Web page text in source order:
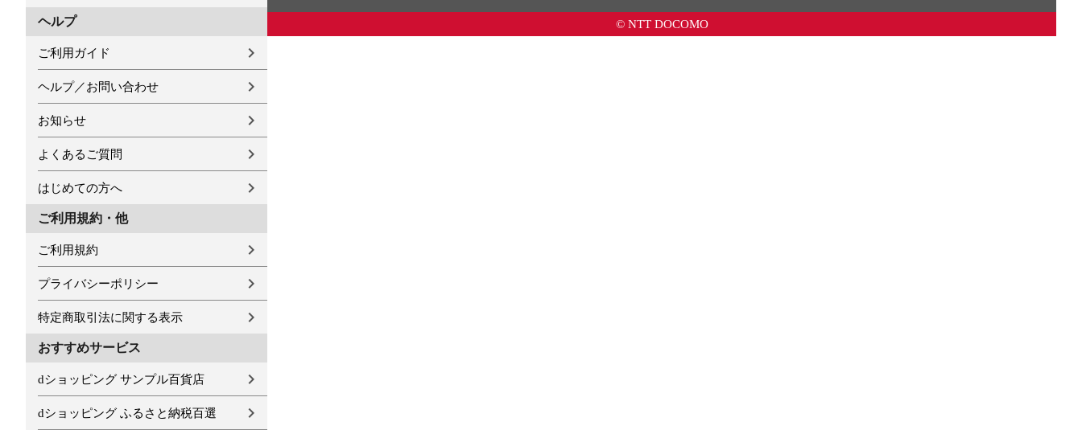
ヘルプ
ご利用ガイド
ヘルプ／お問い合わせ
お知らせ
よくあるご質問
はじめての方へ
ご利用規約・他
ご利用規約
プライバシーポリシー
特定商取引法に関する表示
おすすめサービス
dショッピング サンプル百貨店
dショッピング ふるさと納税百選
© NTT DOCOMO